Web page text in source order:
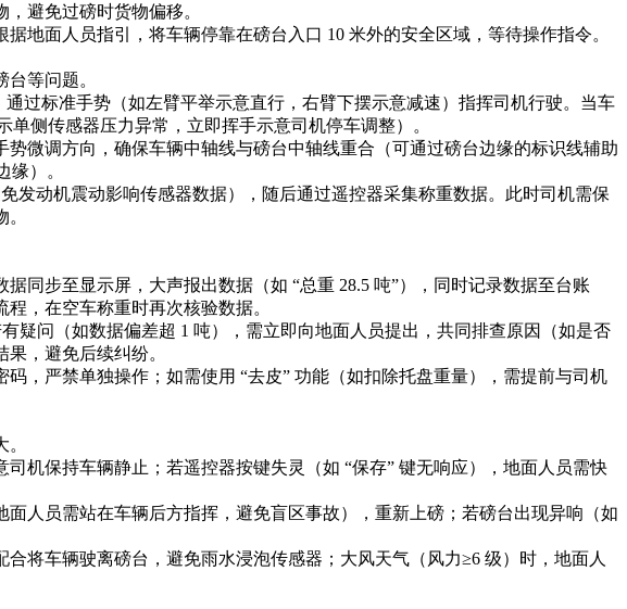
避免过磅时货物偏移。​
地面人员指引，将车辆停靠在磅台入口 10 米外的安全区域，等待操作指令。​
等问题。​
过标准手势（如左臂平举示意直行，右臂下摆示意减速）指挥司机行驶。当车
侧传感器压力异常，立即挥手示意司机停车调整）。​
微调方向，确保车辆中轴线与磅台中轴线重合（可通过磅台边缘的标识线辅助
）。​
发动机震动影响传感器数据），随后通过遥控器采集称重数据。此时司机需保
同步至显示屏，大声报出数据（如 “总重 28.5 吨”），同时记录数据至台账
，在空车称重时再次核验数据。​
疑问（如数据偏差超 1 吨），需立即向地面人员提出，共同排查原因（如是否
，避免后续纠纷。​
，严禁单独操作；如需使用 “去皮” 功能（如扣除托盘重量），需提前与司机
机保持车辆静止；若遥控器按键失灵（如 “保存” 键无响应），地面人员需快
人员需站在车辆后方指挥，避免盲区事故），重新上磅；若磅台出现异响（如
将车辆驶离磅台，避免雨水浸泡传感器；大风天气（风力≥6 级）时，地面人